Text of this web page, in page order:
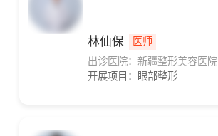
林仙保
医师
出诊医院：新疆整形美容医院
开展项目：
眼部整形